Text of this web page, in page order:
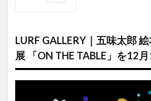
1
｜五味太
郎 絵本出
版年代記
展 「ON
LURF GALLERY｜五味太郎
展 「ON THE TABLE」を12